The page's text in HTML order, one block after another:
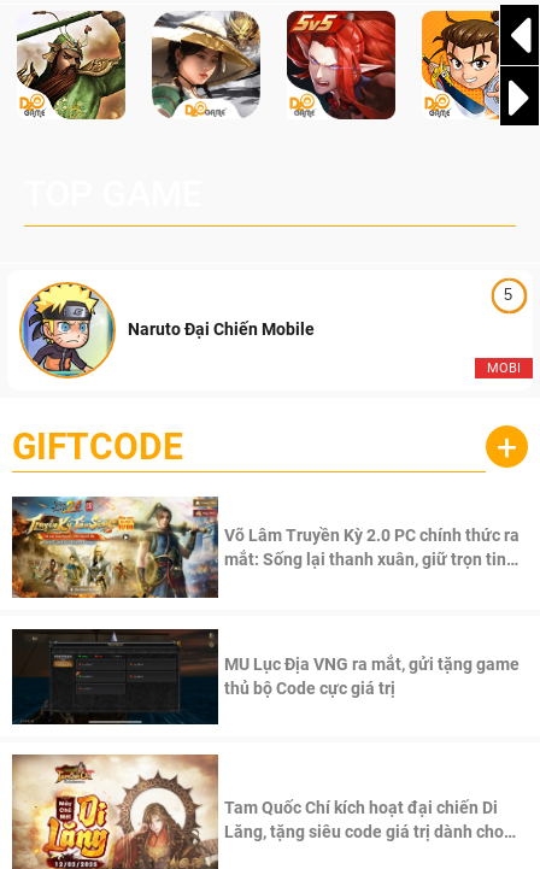
5
MOBI
Naruto Đại Chiến Mobile
GIFTCODE +
Võ Lâm Truyền Kỳ 2.0 PC chính thức ra
mắt: Sống lại thanh xuân, giữ trọn tinh
MU Lục Địa VNG ra mắt, gửi tặng game
thủ bộ Code cực giá trị
Tam Quốc Chí kích hoạt đại chiến Di
Lăng, tặng siêu code giá trị dành cho